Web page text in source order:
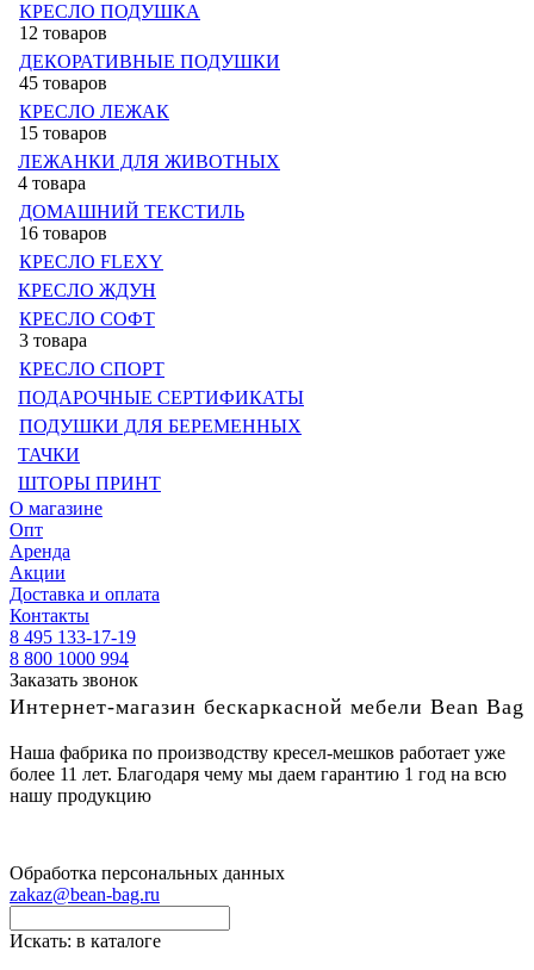
КРЕСЛО ПОДУШКА
12 товаров
ДЕКОРАТИВНЫЕ ПОДУШКИ
45 товаров
КРЕСЛО ЛЕЖАК
15 товаров
ЛЕЖАНКИ ДЛЯ ЖИВОТНЫХ
4 товара
ДОМАШНИЙ ТЕКСТИЛЬ
16 товаров
КРЕСЛО FLEXY
КРЕСЛО ЖДУН
КРЕСЛО СОФТ
3 товара
КРЕСЛО СПОРТ
ПОДАРОЧНЫЕ СЕРТИФИКАТЫ
ПОДУШКИ ДЛЯ БЕРЕМЕННЫХ
ТАЧКИ
ШТОРЫ ПРИНТ
О магазине
Опт
Аренда
Акции
Доставка и оплата
Контакты
8 495 133-17-19
8 800 1000 994
Заказать звонок
Интернет-магазин бескаркасной мебели Bean Bag
Наша фабрика по производству кресел-мешков работает уже
более 11 лет. Благодаря чему мы даем гарантию 1 год на всю
нашу продукцию
Обработка персональных данных
zakaz@bean-bag.ru
Искать: в каталоге